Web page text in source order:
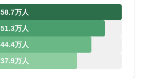
58.7万人
51.3万人
44.4万人
37.9万人